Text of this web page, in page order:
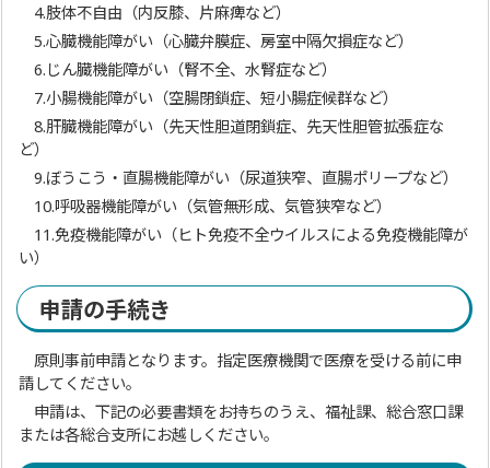
4.肢体不自由（内反膝、片麻痺など）
5.心臓機能障がい（心臓弁膜症、房室中隔欠損症など）
6.じん臓機能障がい（腎不全、水腎症など）
7.小腸機能障がい（空腸閉鎖症、短小腸症候群など）
8.肝臓機能障がい（先天性胆道閉鎖症、先天性胆管拡張症な
ど）
9.ぼうこう・直腸機能障がい（尿道狭窄、直腸ポリープなど）
10.呼吸器機能障がい（気管無形成、気管狭窄など）
11.免疫機能障がい（ヒト免疫不全ウイルスによる免疫機能障が
い）
申請の手続き
原則事前申請となります。指定医療機関で医療を受ける前に申
請してください。
申請は、下記の必要書類をお持ちのうえ、福祉課、総合窓口課
または各総合支所にお越しください。